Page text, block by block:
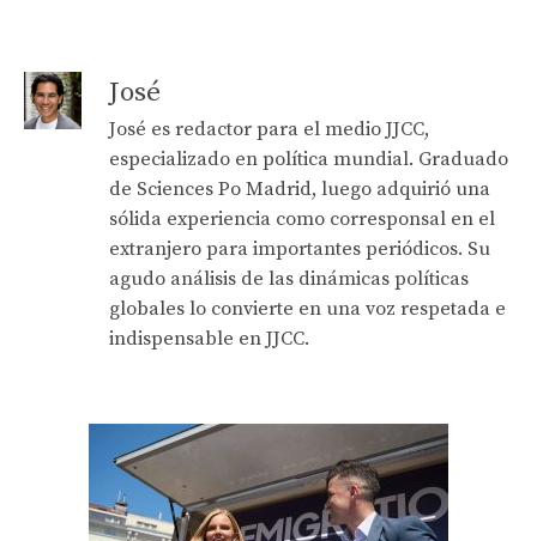
José
José es redactor para el medio JJCC,
especializado en política mundial. Graduado
de Sciences Po Madrid, luego adquirió una
sólida experiencia como corresponsal en el
extranjero para importantes periódicos. Su
agudo análisis de las dinámicas políticas
globales lo convierte en una voz respetada e
indispensable en JJCC.